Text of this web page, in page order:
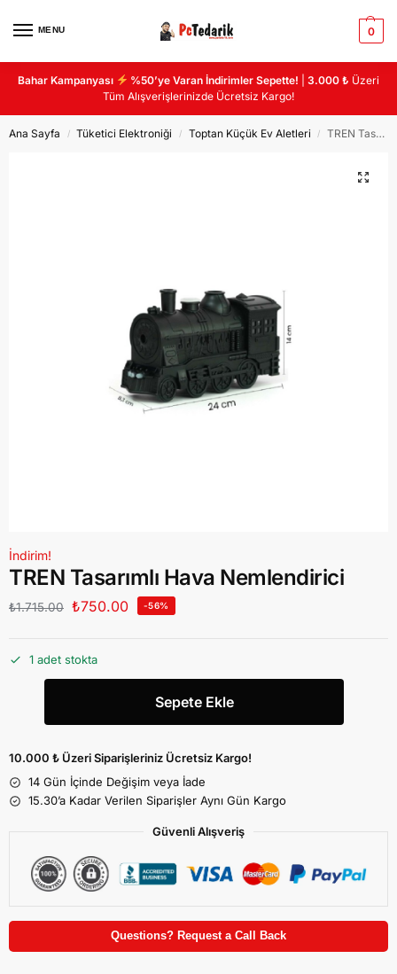
MENU 0
Bahar Kampanyası %50’ye Varan İndirimler Sepette! |3.000 ₺ Üzeri
Tüm Alışverişlerinizde Ücretsiz Kargo!
Ana Sayfa / Tüketici Elektroniği / Toptan Küçük Ev Aletleri / TREN Tasarımlı Hava Nemlendirici
İndirim!
TREN Tasarımlı Hava Nemlendirici
₺1.715.00 ₺750.00 -56%
1 adet stokta
Sepete Ekle
10.000 ₺ Üzeri Siparişleriniz Ücretsiz Kargo!
14 Gün İçinde Değişim veya İade
15.30’a Kadar Verilen Siparişler Aynı Gün Kargo
Güvenli Alışveriş
Questions? Request a Call Back